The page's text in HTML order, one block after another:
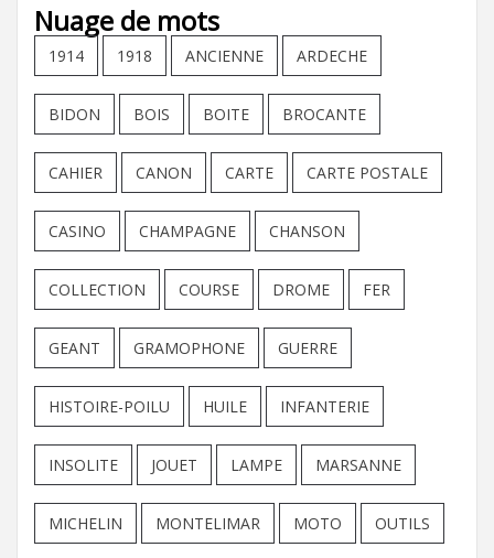
Nuage de mots
1914 1918 ANCIENNE ARDECHE
BIDON BOIS BOITE BROCANTE
CAHIER CANON CARTE CARTE POSTALE
CASINO CHAMPAGNE CHANSON
COLLECTION COURSE DROME FER
GEANT GRAMOPHONE GUERRE
HISTOIRE-POILU HUILE INFANTERIE
INSOLITE JOUET LAMPE MARSANNE
MICHELIN MONTELIMAR MOTO OUTILS